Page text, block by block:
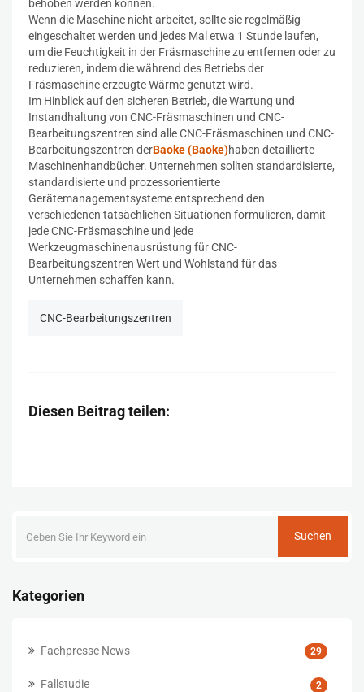
behoben werden können.
Wenn die Maschine nicht arbeitet, sollte sie regelmäßig
eingeschaltet werden und jedes Mal etwa 1 Stunde laufen,
um die Feuchtigkeit in der Fräsmaschine zu entfernen oder zu
reduzieren, indem die während des Betriebs der
Fräsmaschine erzeugte Wärme genutzt wird.
Im Hinblick auf den sicheren Betrieb, die Wartung und
Instandhaltung von CNC-Fräsmaschinen und CNC-
Bearbeitungszentren sind alle CNC-Fräsmaschinen und CNC-
Bearbeitungszentren derBaoke (Baoke)haben detaillierte
Maschinenhandbücher. Unternehmen sollten standardisierte,
standardisierte und prozessorientierte
Gerätemanagementsysteme entsprechend den
verschiedenen tatsächlichen Situationen formulieren, damit
jede CNC-Fräsmaschine und jede
Werkzeugmaschinenausrüstung für CNC-
Bearbeitungszentren Wert und Wohlstand für das
Unternehmen schaffen kann.
CNC-Bearbeitungszentren
Diesen Beitrag teilen:
Suchen
Kategorien
Fachpresse News 29
Fallstudie 2